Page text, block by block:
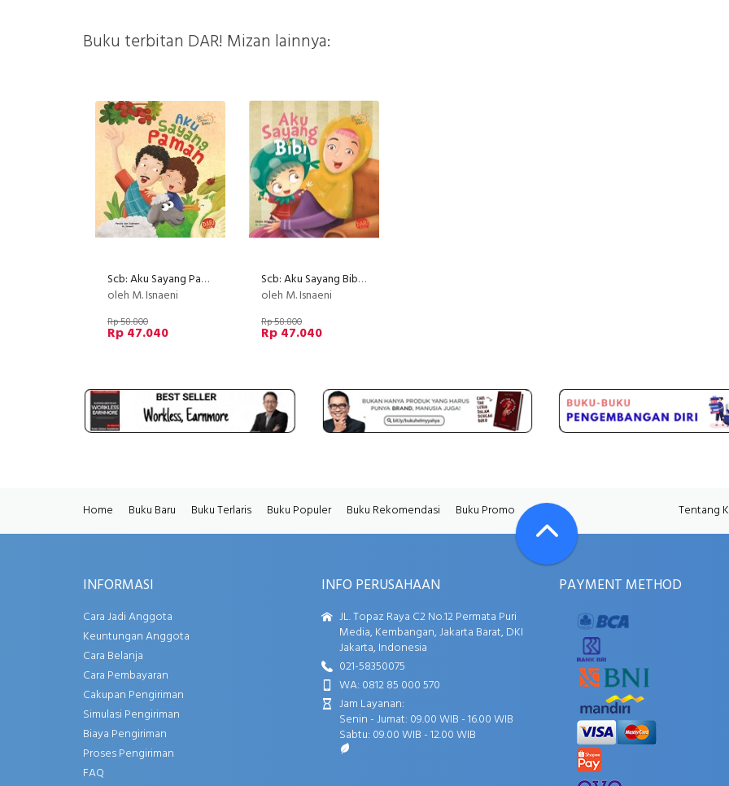
Buku terbitan DAR! Mizan lainnya:
Scb: Aku Sayang Paman (Board Book) Hard Cover (Disc 50%)
oleh M. Isnaeni
Rp 58.800
Rp 47.040
Scb: Aku Sayang Bibi (Board Book) Hard Cover (Disc 50%)
oleh M. Isnaeni
Rp 58.800
Rp 47.040
Home Buku Baru Buku Terlaris Buku Populer Buku Rekomendasi Buku Promo Tentang
INFORMASI
Cara Jadi Anggota
Keuntungan Anggota
Cara Belanja
Cara Pembayaran
Cakupan Pengiriman
Simulasi Pengiriman
Biaya Pengiriman
Proses Pengiriman
FAQ
INFO PERUSAHAAN
JL. Topaz Raya C2 No.12 Permata Puri
Media, Kembangan, Jakarta Barat, DKI
Jakarta, Indonesia
021-58350075
WA: 0812 85 000 570
Jam Layanan:
Senin - Jumat: 09.00 WIB - 16.00 WIB
Sabtu: 09.00 WIB - 12.00 WIB
PAYMENT METHOD